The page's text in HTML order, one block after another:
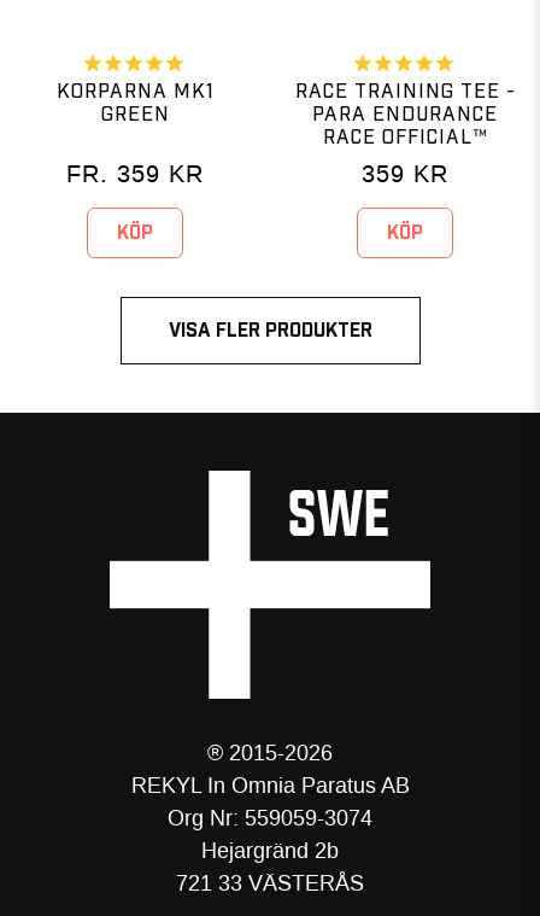
KORPARNA MK1
GREEN
FR. 359 KR
KÖP
RACE TRAINING TEE -
PARA ENDURANCE
RACE OFFICIAL™
359 KR
KÖP
VISA FLER PRODUKTER
® 2015-2026
REKYL In Omnia Paratus AB
Org Nr: 559059-3074
Hejargränd 2b
721 33 VÄSTERÅS